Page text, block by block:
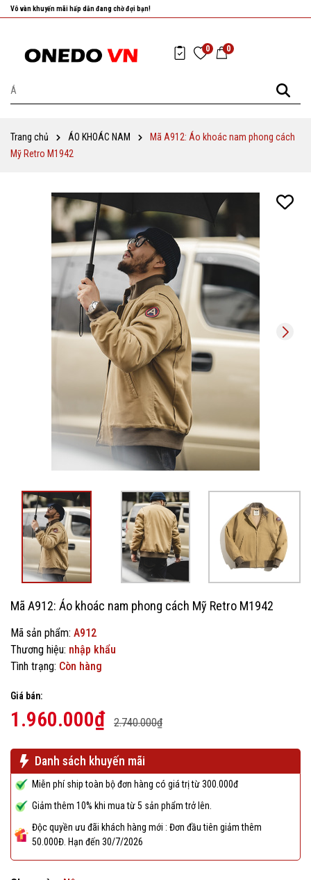
Nhanh tay chọn cho mình những sản phẩm ưng ý nhất!
0 0
Trang chủ ÁO KHOÁC NAM
Mã A912: Áo khoác nam phong cách
Mỹ Retro M1942
Mã A912: Áo khoác nam phong cách Mỹ Retro M1942
Mã sản phẩm: A912
Thương hiệu: nhập khẩu
Tình trạng: Còn hàng
Giá bán:
1.960.000₫ 2.740.000₫
Danh sách khuyến mãi
Miễn phí ship toàn bộ đơn hàng có giá trị từ 300.000đ
Giảm thêm 10% khi mua từ 5 sản phẩm trở lên.
Độc quyền ưu đãi khách hàng mới : Đơn đầu tiên giảm thêm
50.000Đ. Hạn đến 30/7/2026